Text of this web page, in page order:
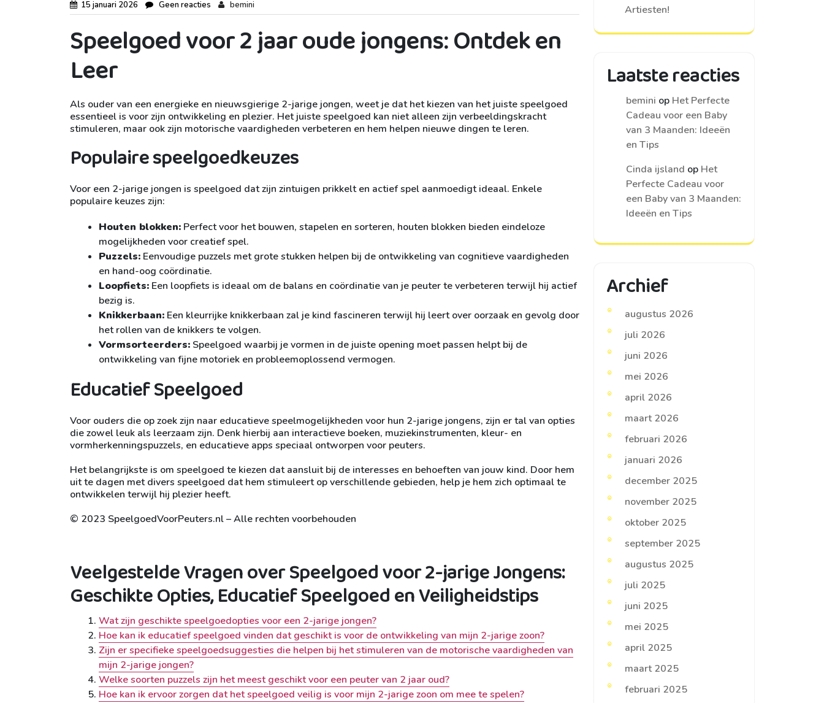
15 januari 2026 Geen reacties bemini
Speelgoed voor 2 jaar oude jongens: Ontdek en
Leer
Als ouder van een energieke en nieuwsgierige 2-jarige jongen, weet je dat het kiezen van het juiste speelgoed
essentieel is voor zijn ontwikkeling en plezier. Het juiste speelgoed kan niet alleen zijn verbeeldingskracht
stimuleren, maar ook zijn motorische vaardigheden verbeteren en hem helpen nieuwe dingen te leren.
Populaire speelgoedkeuzes
Voor een 2-jarige jongen is speelgoed dat zijn zintuigen prikkelt en actief spel aanmoedigt ideaal. Enkele
populaire keuzes zijn:
Houten blokken: Perfect voor het bouwen, stapelen en sorteren, houten blokken bieden eindeloze
mogelijkheden voor creatief spel.
Puzzels: Eenvoudige puzzels met grote stukken helpen bij de ontwikkeling van cognitieve vaardigheden
en hand-oog coördinatie.
Loopfiets: Een loopfiets is ideaal om de balans en coördinatie van je peuter te verbeteren terwijl hij actief
bezig is.
Knikkerbaan: Een kleurrijke knikkerbaan zal je kind fascineren terwijl hij leert over oorzaak en gevolg door
het rollen van de knikkers te volgen.
Vormsorteerders: Speelgoed waarbij je vormen in de juiste opening moet passen helpt bij de
ontwikkeling van fijne motoriek en probleemoplossend vermogen.
Educatief Speelgoed
Voor ouders die op zoek zijn naar educatieve speelmogelijkheden voor hun 2-jarige jongens, zijn er tal van opties
die zowel leuk als leerzaam zijn. Denk hierbij aan interactieve boeken, muziekinstrumenten, kleur- en
vormherkenningspuzzels, en educatieve apps speciaal ontworpen voor peuters.
Het belangrijkste is om speelgoed te kiezen dat aansluit bij de interesses en behoeften van jouw kind. Door hem
uit te dagen met divers speelgoed dat hem stimuleert op verschillende gebieden, help je hem zich optimaal te
ontwikkelen terwijl hij plezier heeft.
© 2023 SpeelgoedVoorPeuters.nl – Alle rechten voorbehouden
Veelgestelde Vragen over Speelgoed voor 2-jarige Jongens:
Geschikte Opties, Educatief Speelgoed en Veiligheidstips
Wat zijn geschikte speelgoedopties voor een 2-jarige jongen?
Hoe kan ik educatief speelgoed vinden dat geschikt is voor de ontwikkeling van mijn 2-jarige zoon?
Zijn er specifieke speelgoedsuggesties die helpen bij het stimuleren van de motorische vaardigheden van
mijn 2-jarige jongen?
Welke soorten puzzels zijn het meest geschikt voor een peuter van 2 jaar oud?
Hoe kan ik ervoor zorgen dat het speelgoed veilig is voor mijn 2-jarige zoon om mee te spelen?
Artiesten!
Laatste reacties
bemini op Het Perfecte
Cadeau voor een Baby
van 3 Maanden: Ideeën
en Tips
Cinda ijsland op Het
Perfecte Cadeau voor
een Baby van 3 Maanden:
Ideeën en Tips
Archief
augustus 2026
juli 2026
juni 2026
mei 2026
april 2026
maart 2026
februari 2026
januari 2026
december 2025
november 2025
oktober 2025
september 2025
augustus 2025
juli 2025
juni 2025
mei 2025
april 2025
maart 2025
februari 2025